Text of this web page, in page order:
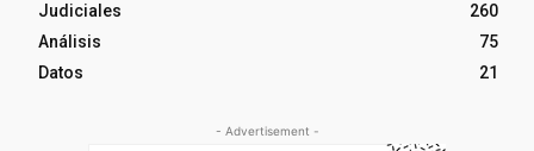
Judiciales
260
Análisis
75
Datos
21
- Advertisement -